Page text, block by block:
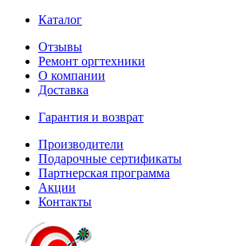
Каталог
Отзывы
Ремонт оргтехники
О компании
Доставка
Гарантия и возврат
Производители
Подарочные сертификаты
Партнерская программа
Акции
Контакты